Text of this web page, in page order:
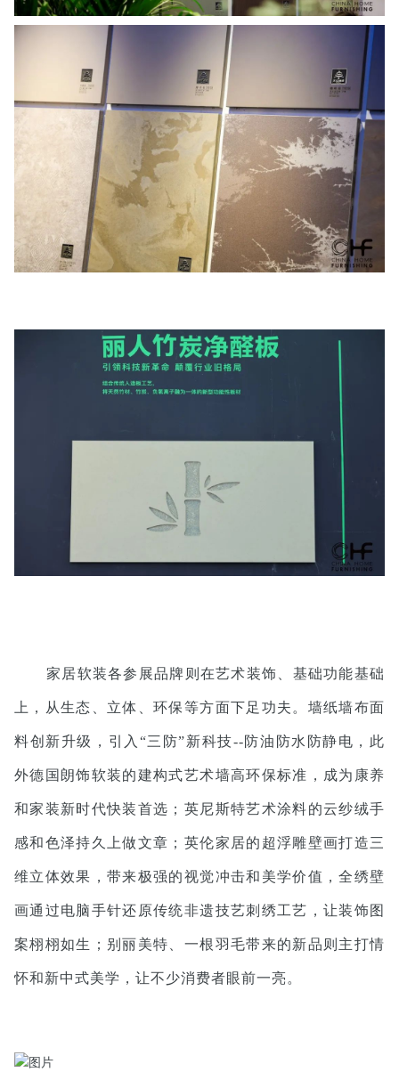
家居软装各参展品牌则在艺术装饰、基础功能基础
上，从生态、立体、环保等方面下足功夫。墙纸墙布面
料创新升级，引入“三防”新科技--防油防水防静电，此
外德国朗饰软装的建构式艺术墙高环保标准，成为康养
和家装新时代快装首选；英尼斯特艺术涂料的云纱绒手
感和色泽持久上做文章；英伦家居的超浮雕壁画打造三
维立体效果，带来极强的视觉冲击和美学价值，全绣壁
画通过电脑手针还原传统非遗技艺刺绣工艺，让装饰图
案栩栩如生；别丽美特、一根羽毛带来的新品则主打情
怀和新中式美学，让不少消费者眼前一亮。